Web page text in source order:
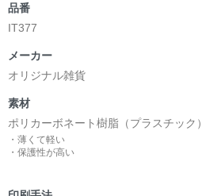
品番
IT377
メーカー
オリジナル雑貨
素材
ポリカーボネート樹脂（プラスチック）
・薄くて軽い
・保護性が高い